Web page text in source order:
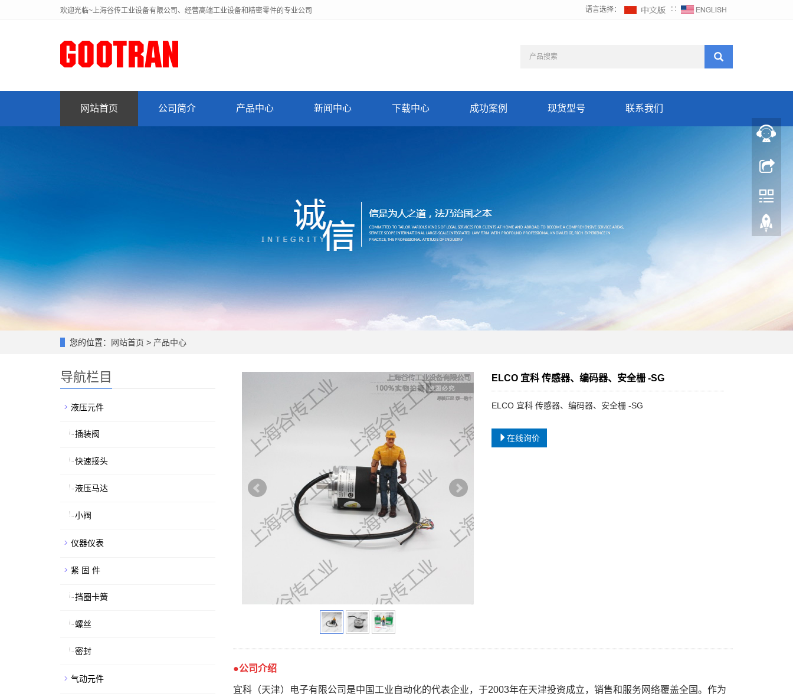
欢迎光临~上海谷传工业设备有限公司、经营高端工业设备和精密零件的专业公司 语言选择： ∷
网站首页 公司简介 产品中心 新闻中心 下载中心 成功案例 现货型号 联系我们
您的位置： 网站首页 > 产品中心
ELCO 宜科 传感器、编码器、安全栅 -SG
ELCO 宜科 传感器、编码器、安全栅 -SG
在线询价
●公司介绍
宜科（天津）电子有限公司是中国工业自动化的代表企业，于2003年在天津投资成立，销售和服务网络覆盖全国。作为
导航栏目
液压元件
插装阀
快速接头
液压马达
小阀
仪器仪表
紧 固 件
挡圈卡簧
螺丝
密封
气动元件